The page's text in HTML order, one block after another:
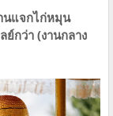
นแจกไก่หมุน
กว่า (งานกลาง